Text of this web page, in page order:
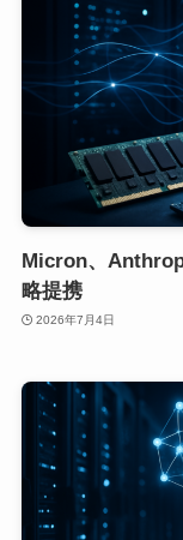
Micron、
略提携
2026年7月4日